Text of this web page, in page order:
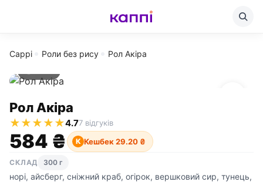
Cappi Роли без рису Рол Акіра
Рол Акіра
★★★★★4.77 відгуків
584 ₴ К Кешбек 29.20 ₴
СКЛАД 300 г
норі, айсберг, сніжний краб, огірок, вершковий сир, тунець,